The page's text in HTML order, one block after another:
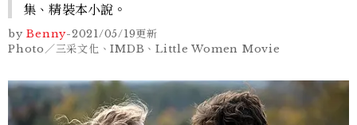
集、精裝本小說。
by Benny-2021/05/19更新
Photo／三采文化、IMDB、Little Women Movie